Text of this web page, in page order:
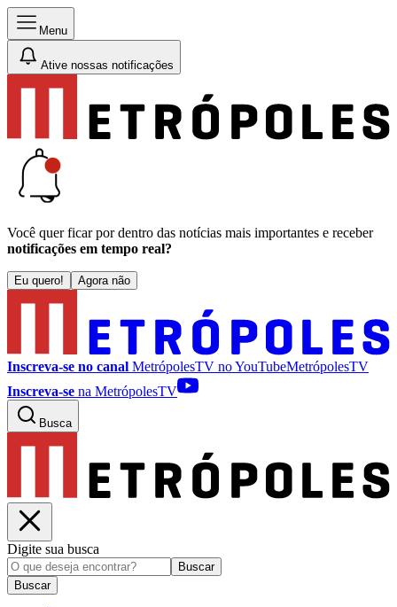
Menu
Ative nossas notificações
Você quer ficar por dentro das notícias mais importantes e receber
notificações em tempo real?
Eu quero! Agora não
Inscreva-se no canal MetrópolesTV noYouTubeMetrópolesTV
Inscreva-se na MetrópolesTV
Busca
Digite sua busca
Buscar
Buscar